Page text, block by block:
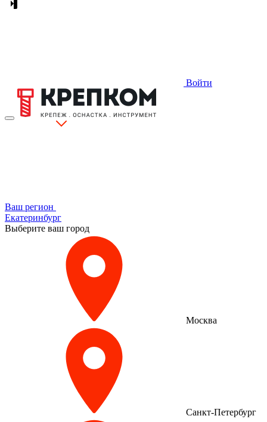
Войти
Ваш регион
Екатеринбург
Выберите ваш город
Москва
Санкт-Петербург